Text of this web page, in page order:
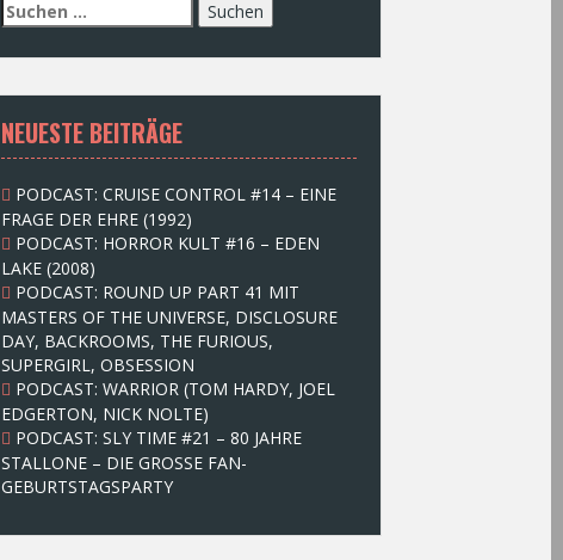
S
u
c
e
n
n
c
h
:
NEUESTE BEITRÄGE
PODCAST: CRUISE CONTROL #14 – EINE
FRAGE DER EHRE (1992)
PODCAST: HORROR KULT #16 – EDEN
LAKE (2008)
PODCAST: ROUND UP PART 41 MIT
MASTERS OF THE UNIVERSE, DISCLOSURE
DAY, BACKROOMS, THE FURIOUS,
SUPERGIRL, OBSESSION
PODCAST: WARRIOR (TOM HARDY, JOEL
EDGERTON, NICK NOLTE)
PODCAST: SLY TIME #21 – 80 JAHRE
STALLONE – DIE GROSSE FAN-
GEBURTSTAGSPARTY